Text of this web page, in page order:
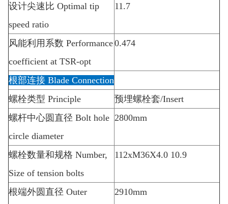
设计尖速比 Optimal tip
speed ratio
11.7
风能利用系数 Performance
coefficient at TSR-opt
0.474
根部连接Blade Connection
螺栓类型 Principle 预埋螺栓套/Insert
螺杆中心圆直径 Bolt hole
circle diameter
2800mm
螺栓数量和规格 Number,
Size of tension bolts
112xM36X4.0 10.9
根端外圆直径 Outer
2910mm